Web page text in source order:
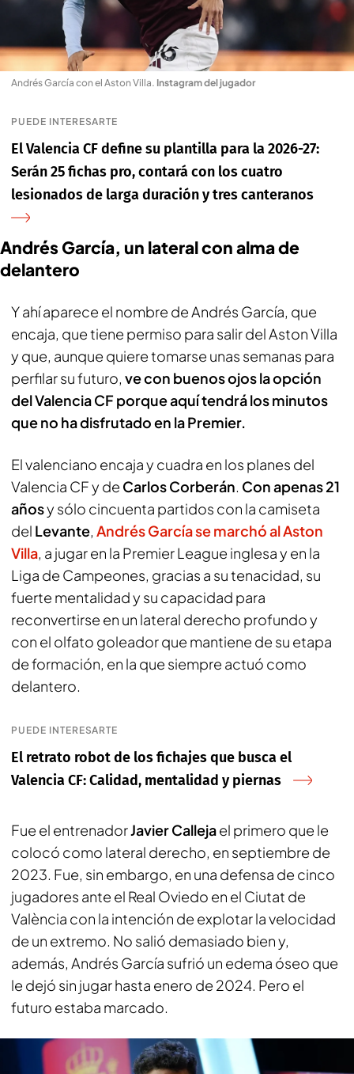
Andrés García con el Aston Villa. Instagram del jugador
PUEDE INTERESARTE
El Valencia CF define su plantilla para la 2026-27:
Serán 25 fichas pro, contará con los cuatro
lesionados de larga duración y tres canteranos
Andrés García, un lateral con alma de
delantero
Y ahí aparece el nombre de Andrés García, que
encaja, que tiene permiso para salir del Aston Villa
y que, aunque quiere tomarse unas semanas para
perfilar su futuro, ve con buenos ojos la opción
del Valencia CF porque aquí tendrá los minutos
que no ha disfrutado en la Premier.
El valenciano encaja y cuadra en los planes del
Valencia CF y de Carlos Corberán. Con apenas 21
añosy sólo cincuenta partidos con la camiseta
del Levante, Andrés García se marchó al Aston
Villa, a jugar en la Premier League inglesa y en la
Liga de Campeones, gracias a su tenacidad, su
fuerte mentalidad y su capacidad para
reconvertirse en un lateral derecho profundo y
con el olfato goleador que mantiene de su etapa
de formación, en la que siempre actuó como
delantero.
PUEDE INTERESARTE
El retrato robot de los fichajes que busca el
Valencia CF: Calidad, mentalidad y piernas
Fue el entrenadorJavier Callejael primero que le
colocó como lateral derecho, en septiembre de
2023. Fue, sin embargo, en una defensa de cinco
jugadores ante el Real Oviedo en el Ciutat de
València con la intención de explotar la velocidad
de un extremo. No salió demasiado bien y,
además, Andrés García sufrió un edema óseo que
le dejó sin jugar hasta enero de 2024. Pero el
futuro estaba marcado.